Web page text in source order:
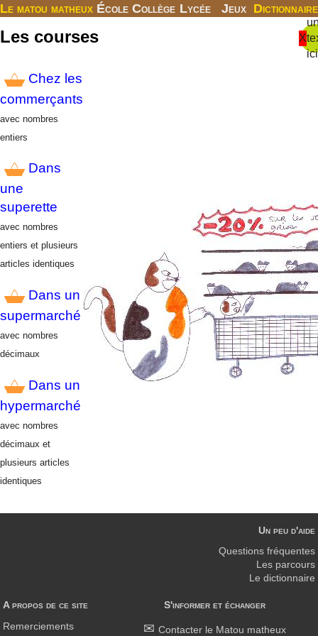
Le matou matheux École Collège Lycée Jeux Dictionnaire
X
ici
Les courses
Chez les
commerçants
avec nombres
entiers
Dans
une
superette
avec nombres
entiers et plusieurs
articles identiques
Dans un
supermarché
avec nombres
décimaux
Dans un
hypermarché
avec nombres
décimaux et
plusieurs articles
identiques
A propos de ce site
Remerciements
S'informer et échanger
Contacter le Matou matheux
Un peu d'aide
Questions fréquentes
Les parcours
Le dictionnaire